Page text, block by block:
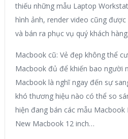
thiếu những mẫu Laptop
hình ảnh, render video cũng
và bán ra phục vụ quý khách hàng.
Macbook cũ: Vẻ đẹp không thể
Macbook đủ để khiến bao người
Macbook là nghĩ ngay đến sự
khó thương hiệu nào có thể so
hiện đang bán các mẫu Macbook
New Macbook 12 inch…